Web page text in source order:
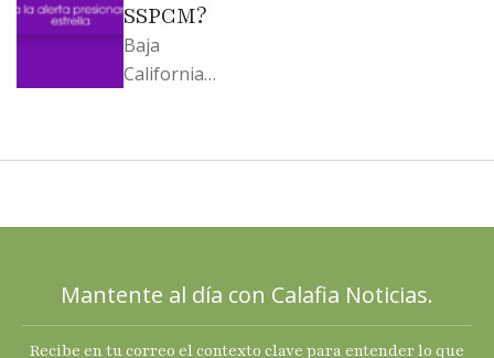
SSPCM?
Baja
California
2025 con
termómetro
s
Mantente al día con Calafia Noticias.
Recibe en tu correo el contexto clave para entender lo que